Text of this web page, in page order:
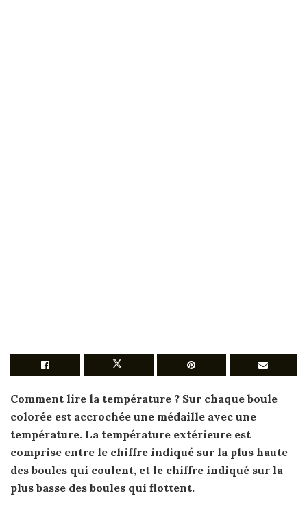
Comment lire la température ? Sur chaque boule
colorée est accrochée une médaille avec une
température. La température extérieure est
comprise entre le chiffre indiqué sur la plus haute
des boules qui coulent, et le chiffre indiqué sur la
plus basse des boules qui flottent.